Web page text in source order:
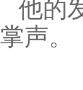
他的
掌声。